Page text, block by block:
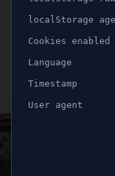
100 nya
Publicerad 19 december
Uppdaterad 21 juni 2026
localStorage age
Cookies enabled
Language
Timestamp
User agent